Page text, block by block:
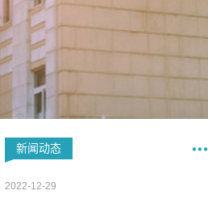
新闻动态
2022-12-29